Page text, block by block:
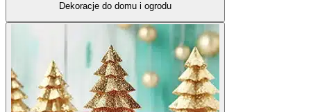
Dekoracje do domu i ogrodu